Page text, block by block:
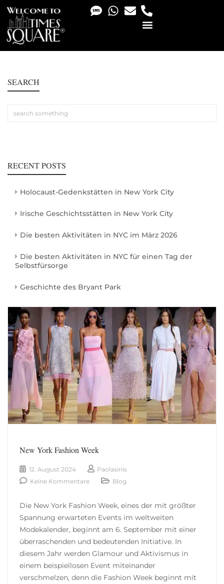
SEARCH
RECENT POSTS
Holocaust-Gedenkstätten in New York City
Irische Geschichtsstätten in New York City
Die besten Aktivitäten in NYC im März 2026
Die besten Aktivitäten in NYC für einen Tag der
Selbstfürsorge
Geschichte des Bryant Park
New York Fashion Week
12. August 2024
Paolasinis
Keine Kommentare
Blog
Die New York Fashion Week, eines der mit größter
Spannung erwarteten Events im weltweiten
Modekalender, beginnt am 6. September mit einer
überraschenden und bedeutenden Initiative. In
diesem Jahr werden Glamour und Aktivismus in
einem beispiellosen Event miteinander
verschmelzen, denn die Fashion Week beginnt mit